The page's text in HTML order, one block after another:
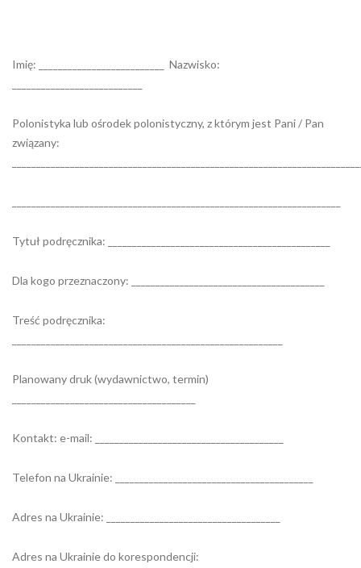
Imię: __________________________ Nazwisko:
Polonistyka lub ośrodek polonistyczny, z którym jest Pani / Pan
związany:
Tytuł podręcznika: ______________________________________________
Dla kogo przeznaczony: ________________________________________
Treść podręcznika:
Planowany druk (wydawnictwo, termin)
Kontakt: e-mail: _______________________________________
Telefon na Ukrainie: _________________________________________
Adres na Ukrainie: ____________________________________
Adres na Ukrainie do korespondencji: